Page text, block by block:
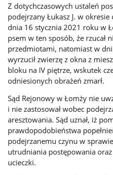
Z dotychczasowych ustaleń
podejrzany Łukasz J. w
dnia 16 stycznia 2021 roku w
psem w ten sposób, że rzucał
przedmiotami, natomiast w
wyrzucił zwierzę z okna z
bloku na IV piętrze, wskutek
odniesionych obrażeń zmarł.
Sąd Rejonowy w Łomży nie
i nie zastosował wobec
aresztowania. Sąd uznał, iż
prawdopodobieństwa
podejrzanemu czynu w
utrudniania postępowania
ucieczki.